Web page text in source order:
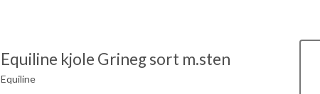
Equiline kjole Grineg sort m.sten
Equiline